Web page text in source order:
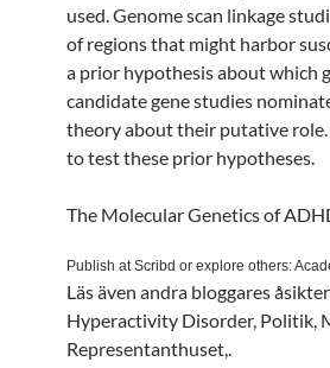
used. Genome scan linkage
of regions that might harbor
a prior hypothesis about which
candidate gene studies
theory about their putative
to test these prior hypotheses.
The Molecular Genetics of
Publish at Scribd or explore others:
Läs även andra bloggares
Hyperactivity Disorder, Politik,
Representanthuset,.